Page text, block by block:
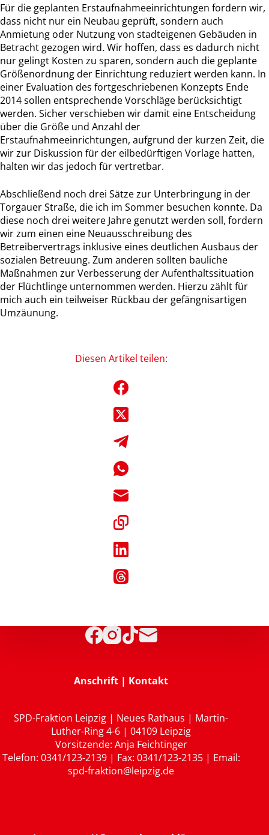
Für die geplanten Erstaufnahmeeinrichtungen fordern wir,
dass nicht nur ein Neubau geprüft, sondern auch
Anmietung oder Nutzung von stadteigenen Gebäuden in
Betracht gezogen wird. Wir hoffen, dass es dadurch nicht
nur gelingt Kosten zu sparen, sondern auch die geplante
Größenordnung der Einrichtung reduziert werden kann. In
einer Evaluation des fortgeschriebenen Konzepts Ende
2014 sollen entsprechende Vorschläge berücksichtigt
werden. Sicher verschieben wir damit eine Entscheidung
über die Größe und Anzahl der
Erstaufnahmeeinrichtungen, aufgrund der kurzen Zeit, die
wir zur Diskussion für der eilbedürftigen Vorlage hatten,
halten wir das jedoch für vertretbar.
Abschließend noch drei Sätze zur Unterbringung in der
Torgauer Straße, die ich im Sommer besuchen konnte. Da
diese noch drei weitere Jahre genutzt werden soll, fordern
wir zum einen eine Neuausschreibung des
Betreibervertrags inklusive eines deutlichen Ausbaus der
sozialen Betreuung. Zum anderen sollten bauliche
Maßnahmen zur Verbesserung der Aufenthaltssituation
der Flüchtlinge unternommen werden. Hierzu zählt für
mich auch ein teilweiser Rückbau der gefängnisartigen
Umzäunung.
Diesen Artikel teilen:
Anschrift | Kontakt
SPD-Fraktion Leipzig | Neues Rathaus | Martin-
Luther-Ring 4-6 | 04109 Leipzig
Vorsitzende: Anja Feichtinger
Telefon: 0341/123-2139 | Fax: 0341/123-2135 | Email:
spd-fraktion@leipzig.de